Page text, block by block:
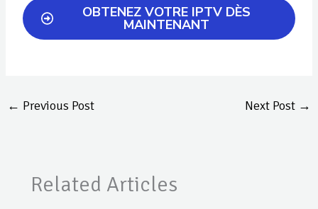
OBTENEZ VOTRE IPTV DÈS
MAINTENANT
← Previous Post Next Post →
Related Articles